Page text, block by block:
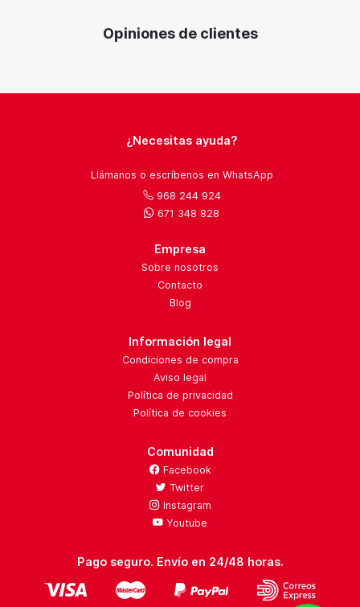
Opiniones de clientes
¿Necesitas ayuda?
Llámanos o escríbenos en WhatsApp
968 244 924
671 348 828
Empresa
Sobre nosotros
Contacto
Blog
Información legal
Condiciones de compra
Aviso legal
Política de privacidad
Política de cookies
Comunidad
Facebook
Twitter
Instagram
Youtube
Pago seguro. Envío en 24/48 horas.